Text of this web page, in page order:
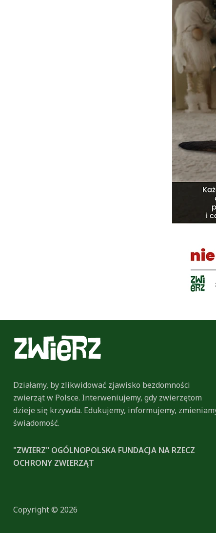
Działamy, by zlikwidować zjawisko bezdomności
zwierząt w Polsce. Interweniujemy, gdy zwierzętom
dzieje się krzywda. Edukujemy, informujemy,
świadomość.
"ZWIERZ" OGÓLNOPOLSKA FUNDACJA NA RZECZ
OCHRONY ZWIERZĄT
Copyright © 2026